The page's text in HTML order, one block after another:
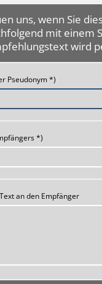
uns, wenn Sie
mit einem
wird
Pseudonym *)
*)
an den Empfänger